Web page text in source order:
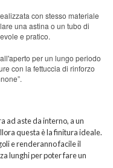
con stesso materiale
una astina o un tubo di
e pratico.
per un lungo periodo
con la fettuccia di rinforzo
ad aste da interno, a un
questa è la finitura ideale.
e renderanno facile il
lunghi per poter fare un